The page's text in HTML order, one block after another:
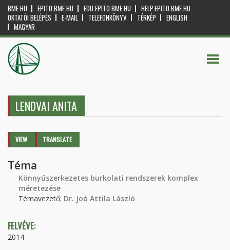
BME.HU EPITO.BME.HU EDU.EPITO.BME.HU
HELP.EPITO.BME.HU
OKTATÓI BELÉPÉS
E-MAIL TELEFONKÖNYV TÉRKÉP
ENGLISH
MAGYAR
LENDVAI ANITA
Primary tabs
VIEW (ACTIVETRANSLATE
Téma
Könnyűszerkezetes burkolati rendszerek komplex
méretezése
Témavezető: Dr. Joó Attila László
FELVÉVE:
2014